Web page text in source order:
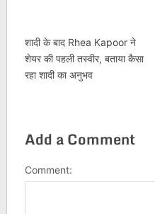
शादी के बाद Rhea Kapoor ने
शेयर की पहली तस्वीर, बताया कैसा
रहा शादी का अनुभव
Add a Comment
Comment: